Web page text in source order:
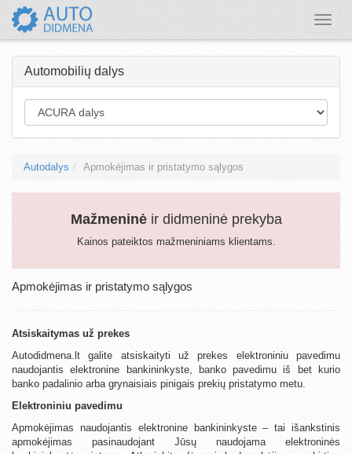
Toggle
Automobilių dalys
Autodalys Apmokėjimas ir pristatymo sąlygos
Mažmeninėir didmeninė prekyba
Kainos pateiktos mažmeniniams klientams.
Apmokėjimas ir pristatymo sąlygos
Atsiskaitymas už prekes
Autodidmena.lt galite atsiskaityti už prekes elektroniniu pavedimu
naudojantis elektronine bankininkyste, banko pavedimu iš bet kurio
banko padalinio arba grynaisiais pinigais prekių pristatymo metu.
Elektroniniu pavedimu
Apmokėjimas naudojantis elektronine bankininkyste – tai išankstinis
apmokėjimas pasinaudojant Jūsų naudojama elektroninės